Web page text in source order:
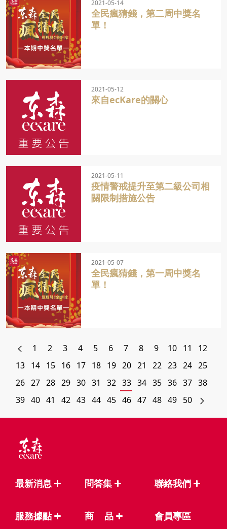
2021-05-14
全民瘋猜錢，第二周中獎名
單！
2021-05-12
來自ecKare的關心
2021-05-11
疫情警戒提升至第二級公司相
關限制措施公告
2021-05-07
全民瘋猜錢，第一周中獎名
單！
1 2 3 4 5 6 7 8 9 10 11
12
13 14 15 16 17 18 19 20 21 22 23 24 25
26 27 28 29 30 31 32 33 34 35 36 37 38
39 40 41 42 43 44 45 46 47 48 49 50
最新消息 問答集 聯絡我們
服務據點 商 品 會員專區